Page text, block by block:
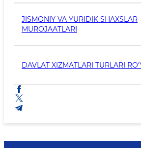
JISMONIY VA YURIDIK SHAXSLAR
MUROJAATLARI
DAVLAT XIZMATLARI TURLARI